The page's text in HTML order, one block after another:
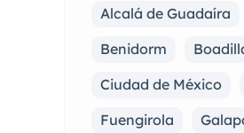
Alcalá de Guadaíra
Benidorm
Ciudad de México
Fuengirola